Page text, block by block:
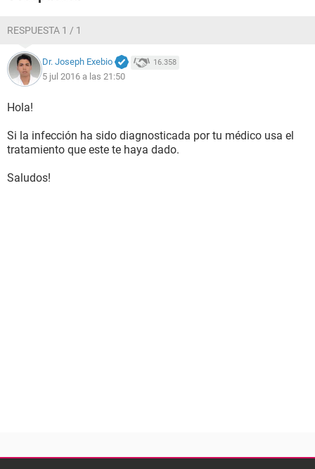
RESPUESTA 1 / 1
Dr. Joseph Exebio 16.358
5 jul 2016 a las 21:50
Hola!
Si la infección ha sido diagnosticada por tu médico usa el
tratamiento que este te haya dado.
Saludos!